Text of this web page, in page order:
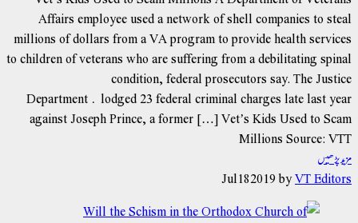
Affairs employee used a network of shell companies to steal
millions of dollars from a VA program to provide health services
to children of veterans who are suffering from a debilitating spinal
condition, federal prosecutors say. The Justice
Department lodged 23 federal criminal charges late last year
against Joseph Prince, a former […] Vet’s Kids Used to Scam
Millions Source: VTT
مزید پڑھیں
Jul182019 byVT Editors